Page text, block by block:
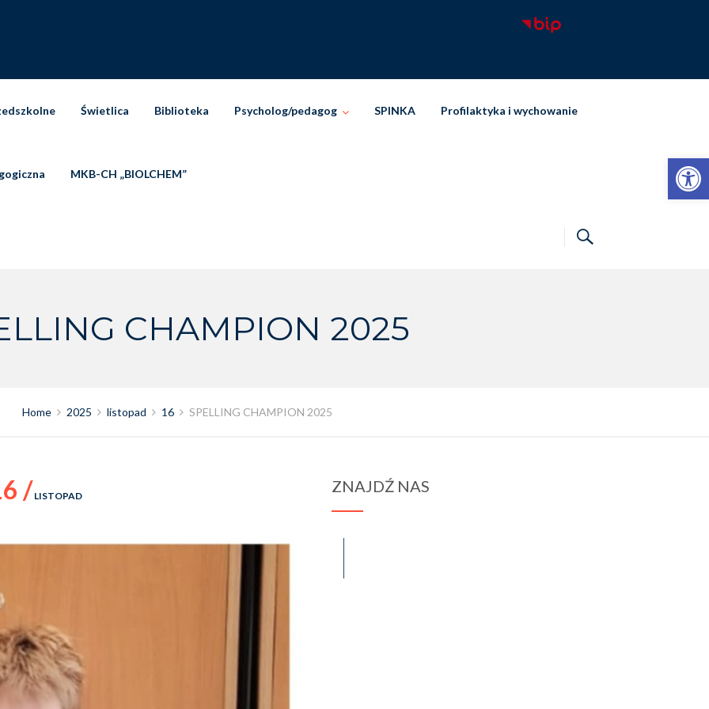
Otwórz pasek narzędzi
Świetlica Biblioteka Psycholog/pedagog SPINKA Profilaktyka i wychowanie
MKB-CH „BIOLCHEM”
CHAMPION 2025
Home 2025 listopad 16 SPELLING CHAMPION 2025
/ LISTOPAD
ZNAJDŹ NAS